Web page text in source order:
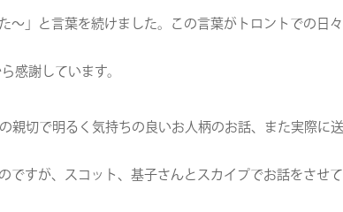
」と言葉を続けました。この言葉がトロントでの日々
感謝しています。
切で明るく気持ちの良いお人柄のお話、また実際に
すが、スコット、基子さんとスカイプでお話をさせ